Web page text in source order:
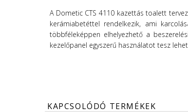
A Dometic CTS 4110 kazettás toalett
kerámiabetéttel rendelkezik, ami
többféleképpen elhelyezhető a
kezelőpanel egyszerű használatot tesz
KAPCSOLÓDÓ TERMÉKEK